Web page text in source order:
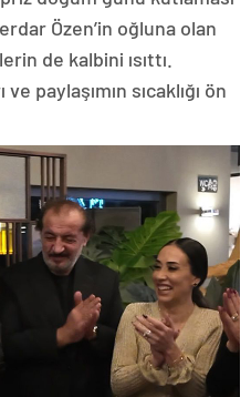
Özen’in oğluna olan
de kalbini ısıttı.
paylaşımın sıcaklığı ön